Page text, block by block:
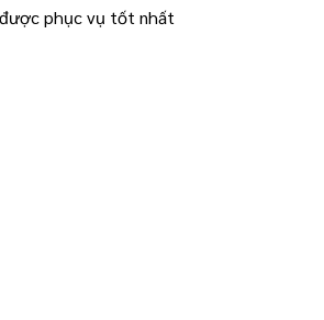
phục vụ tốt nhất